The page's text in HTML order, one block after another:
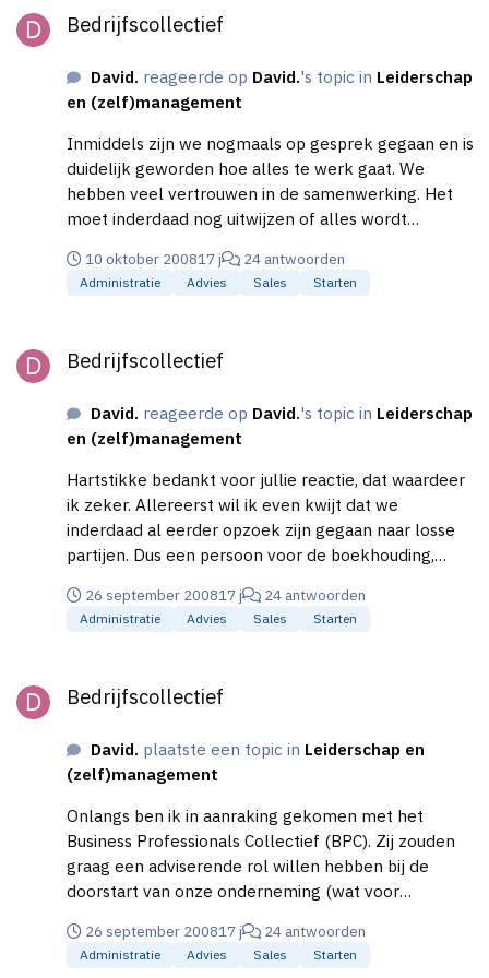
Bedrijfscollectief
David. reageerde op David.'s topic in Leiderschap
en (zelf)management
Inmiddels zijn we nogmaals op gesprek gegaan en is
duidelijk geworden hoe alles te werk gaat. We
hebben veel vertrouwen in de samenwerking. Het
moet inderdaad nog uitwijzen of alles wordt
komt. Bedankt voor jullie hulp.
10 oktober 200817 j 24 antwoorden
Administratie Advies Sales Starten
Bedrijfscollectief
David. reageerde op David.'s topic in Leiderschap
en (zelf)management
Hartstikke bedankt voor jullie reactie, dat waardeer
ik zeker. Allereerst wil ik even kwijt dat we
inderdaad al eerder opzoek zijn gegaan naar losse
partijen. Dus een persoon voor de boekhouding,
reden waarom we dat uiteindelijk niet hebben
doorgezet is omdat dit simpelweg makkelijker was,
creëert. Toch is zo'n iemand die je tijdens de hele
Maar daarom ben ik nu aan het kijken wat nou
precies de risico's zijn van dit collectief. Het heeft
uiteraard ook voordelen, want je krijgt wel een
waslijst aan nieuwe klanten voorgeschoteld. Aan de
andere kant kwamen ze wel erg betrouwbaar over,
maar het waren uiteraard echt verkopers, dus daar
zijn ze in getraind. We zijn momenteel aan het
uitzoeken of hun hele verhaal wat zij toen gegeven
hebben aan alle kante klopt. We zijn erg wantrouwig
26 september 200817 j 24 antwoorden
Administratie Advies Sales Starten
Bedrijfscollectief
David. plaatste een topic in Leiderschap en
(zelf)management
Onlangs ben ik in aanraking gekomen met het
Business Professionals Collectief (BPC). Zij zouden
graag een adviserende rol willen hebben bij de
doorstart van onze onderneming (wat voor
voornamelijk om dat bepaalde aspecten (o.a.
administratie en sales) achter lopen op de zaken en
26 september 200817 j 24 antwoorden
Administratie Advies Sales Starten